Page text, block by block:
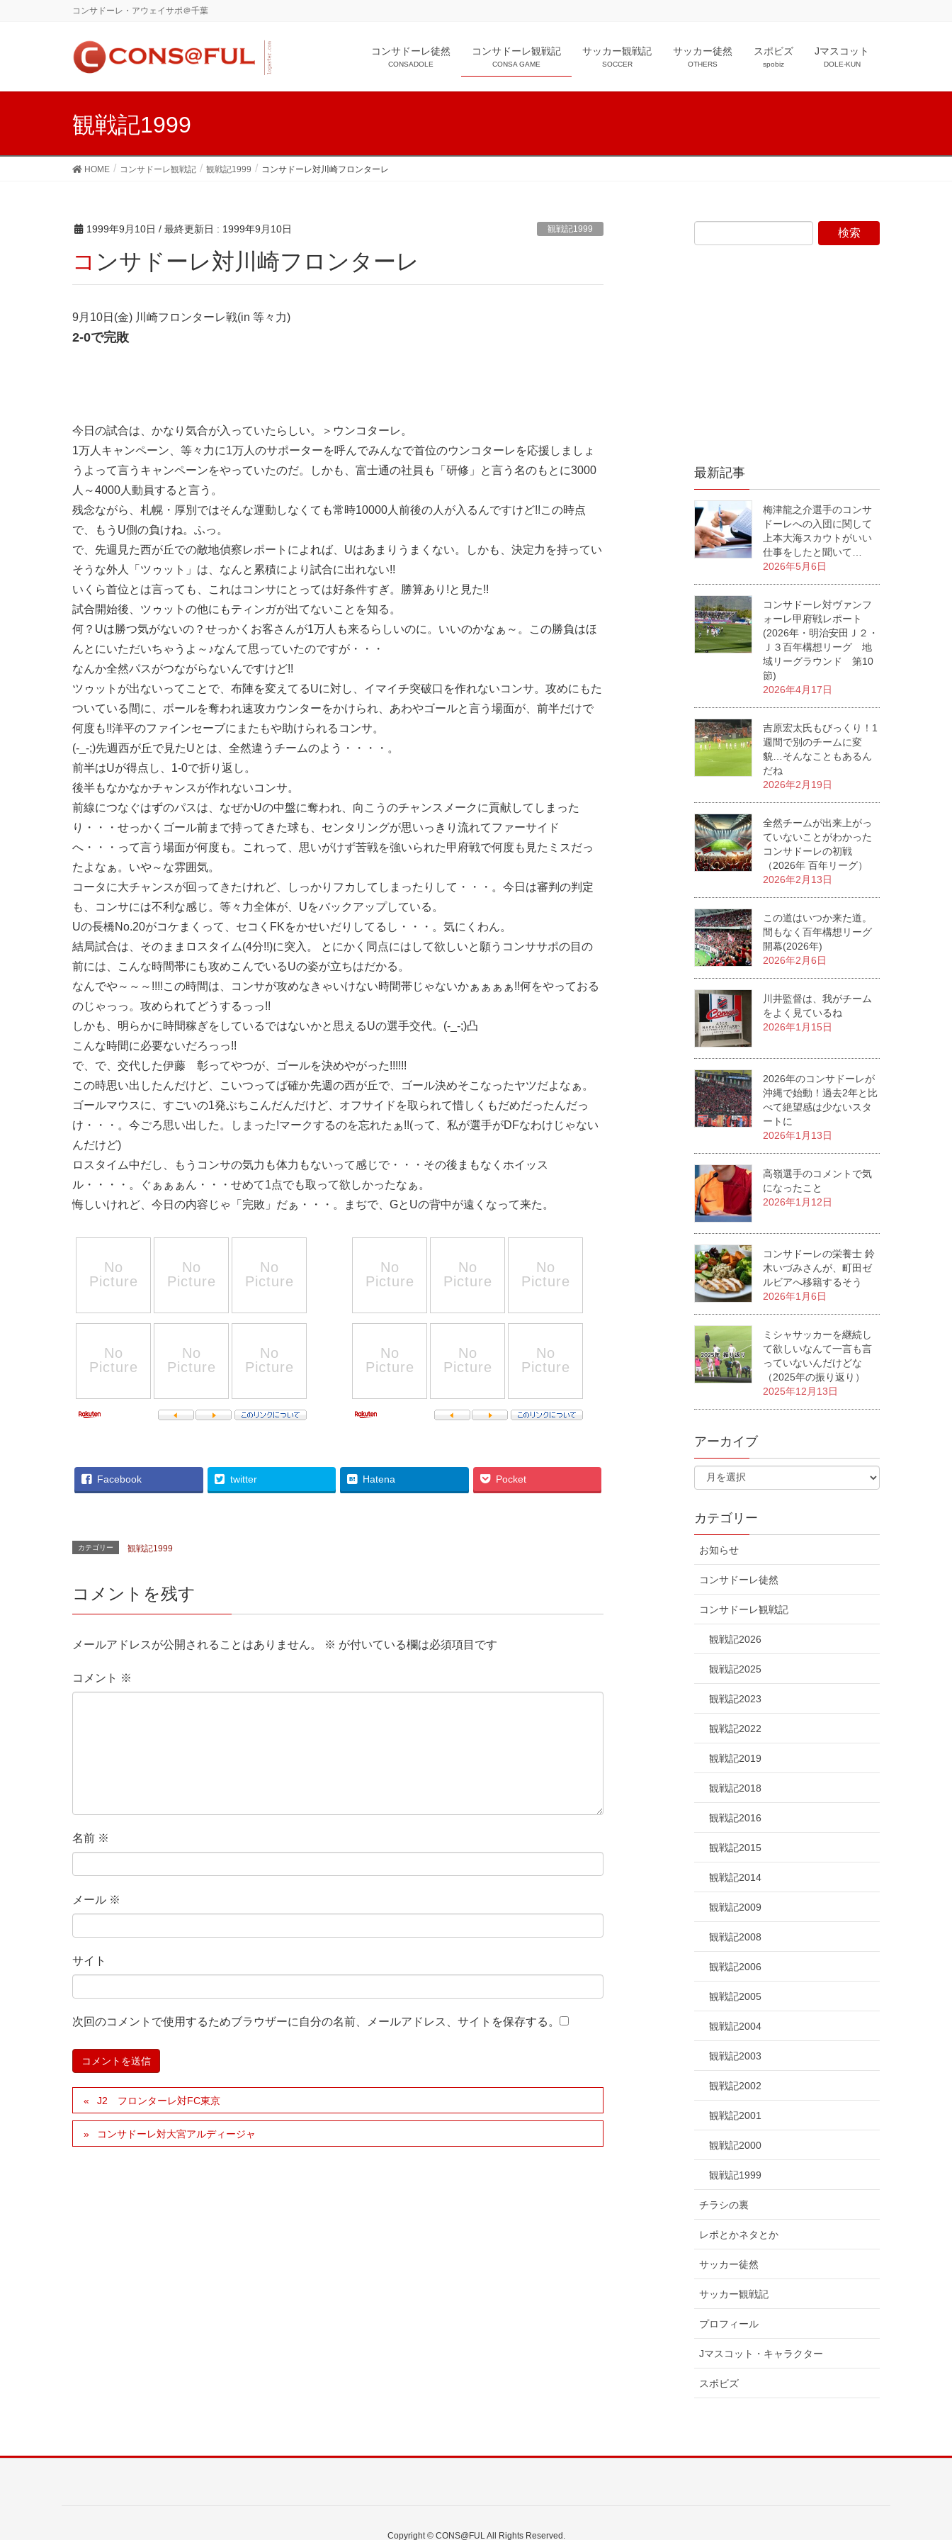
コンサドーレ・アウェイサポ＠千葉
コンサドーレ徒然
CONSADOLE
コンサドーレ観戦記
CONSA GAME
サッカー観戦記
SOCCER
サッカー徒然
OTHERS
スポビズ
spobiz
Jマスコット
DOLE-KUN
観戦記1999
HOME コンサドーレ観戦記 観戦記1999 コンサドーレ対川崎フロンターレ
1999年9月10日 / 最終更新日 : 1999年9月10日 観戦記1999
コンサドーレ対川崎フロンターレ
9月10日(金) 川崎フロンターレ戦(in 等々力)
2-0で完敗
今日の試合は、かなり気合が入っていたらしい。＞ウンコターレ。
1万人キャンペーン、等々力に1万人のサポーターを呼んでみんなで首位のウンコターレを応援しましょ
うよって言うキャンペーンをやっていたのだ。しかも、富士通の社員も「研修」と言う名のもとに3000
人～4000人動員すると言う。
残念ながら、札幌・厚別ではそんな運動しなくても常時10000人前後の人が入るんですけど!!この時点
で、もうU側の負けね。ふっ。
で、先週見た西が丘での敵地偵察レポートによれば、Uはあまりうまくない。しかも、決定力を持ってい
そうな外人「ツゥット」は、なんと累積により試合に出れない!!
いくら首位とは言っても、これはコンサにとっては好条件すぎ。勝算あり!と見た!!
試合開始後、ツゥットの他にもティンガが出てないことを知る。
何？Uは勝つ気がないの？せっかくお客さんが1万人も来るらしいのに。いいのかなぁ～。この勝負はほ
んとにいただいちゃうよ～♪なんて思っていたのですが・・・
なんか全然パスがつながらないんですけど!!
ツゥットが出ないってことで、布陣を変えてるUに対し、イマイチ突破口を作れないコンサ。攻めにもた
ついている間に、ボールを奪われ速攻カウンターをかけられ、あわやゴールと言う場面が、前半だけで
何度も!!洋平のファインセーブにまたもや助けられるコンサ。
(-_-;)先週西が丘で見たUとは、全然違うチームのよう・・・・。
前半はUが得点し、1-0で折り返し。
後半もなかなかチャンスが作れないコンサ。
前線につなぐはずのパスは、なぜかUの中盤に奪われ、向こうのチャンスメークに貢献してしまった
り・・・せっかくゴール前まで持ってきた球も、センタリングが思いっきり流れてファーサイド
へ・・・って言う場面が何度も。これって、思いがけず苦戦を強いられた甲府戦で何度も見たミスだっ
たよなぁ。いや～な雰囲気。
コータに大チャンスが回ってきたけれど、しっかりフカしてしまったりして・・・。今日は審判の判定
も、コンサには不利な感じ。等々力全体が、Uをバックアップしている。
Uの長橋No.20がコケまくって、セコくFKをかせいだりしてるし・・・。気にくわん。
結局試合は、そのままロスタイム(4分!!)に突入。 とにかく同点にはして欲しいと願うコンササポの目の
前には、こんな時間帯にも攻めこんでいるUの姿が立ちはだかる。
なんでや～～～!!!!この時間は、コンサが攻めなきゃいけない時間帯じゃないかぁぁぁぁ!!何をやっておる
のじゃっっ。攻められてどうするっっ!!
しかも、明らかに時間稼ぎをしているではないかと思えるUの選手交代。(-_-;)凸
こんな時間に必要ないだろっっ!!
で、で、交代した伊藤 彰ってやつが、ゴールを決めやがった!!!!!!
この時思い出したんだけど、こいつってば確か先週の西が丘で、ゴール決めそこなったヤツだよなぁ。
ゴールマウスに、すごいの1発ぶちこんだんだけど、オフサイドを取られて惜しくもだめだったんだっ
け・・・。今ごろ思い出した。しまった!マークするのを忘れたぁ!!(って、私が選手がDFなわけじゃない
んだけど)
ロスタイム中だし、もうコンサの気力も体力もないって感じで・・・その後まもなくホイッス
ル・・・・。ぐぁぁぁん・・・せめて1点でも取って欲しかったなぁ。
悔しいけれど、今日の内容じゃ「完敗」だぁ・・・。まぢで、GとUの背中が遠くなって来た。
Facebook twitter Hatena Pocket
カテゴリー 観戦記1999
コメントを残す
メールアドレスが公開されることはありません。 ※ が付いている欄は必須項目です
コメント ※
名前 ※
メール ※
サイト
次回のコメントで使用するためブラウザーに自分の名前、メールアドレス、サイトを保存する。
J2 フロンターレ対FC東京
コンサドーレ対大宮アルディージャ
最新記事
梅津龍之介選手のコンサ
ドーレへの入団に関して
上本大海スカウトがいい
仕事をしたと聞いて…
2026年5月6日
コンサドーレ対ヴァンフ
ォーレ甲府戦レポート
(2026年・明治安田Ｊ２・
Ｊ３百年構想リーグ 地
域リーグラウンド 第10
節)
2026年4月17日
吉原宏太氏もびっくり！1
週間で別のチームに変
貌…そんなこともあるん
だね
2026年2月19日
全然チームが出来上がっ
ていないことがわかった
コンサドーレの初戦
（2026年 百年リーグ）
2026年2月13日
この道はいつか来た道。
間もなく百年構想リーグ
開幕(2026年)
2026年2月6日
川井監督は、我がチーム
をよく見ているね
2026年1月15日
2026年のコンサドーレが
沖縄で始動！過去2年と比
べて絶望感は少ないスタ
ートに
2026年1月13日
高嶺選手のコメントで気
になったこと
2026年1月12日
コンサドーレの栄養士 鈴
木いづみさんが、町田ゼ
ルビアへ移籍するそう
2026年1月6日
ミシャサッカーを継続し
て欲しいなんて一言も言
っていないんだけどな
（2025年の振り返り）
2025年12月13日
アーカイブ
カテゴリー
お知らせ
コンサドーレ徒然
コンサドーレ観戦記
観戦記2026
観戦記2025
観戦記2023
観戦記2022
観戦記2019
観戦記2018
観戦記2016
観戦記2015
観戦記2014
観戦記2009
観戦記2008
観戦記2006
観戦記2005
観戦記2004
観戦記2003
観戦記2002
観戦記2001
観戦記2000
観戦記1999
チラシの裏
レポとかネタとか
サッカー徒然
サッカー観戦記
プロフィール
Jマスコット・キャラクター
スポビズ
Copyright © CONS@FUL All Rights Reserved.